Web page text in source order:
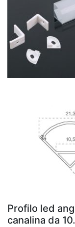
Profilo led
canalina da